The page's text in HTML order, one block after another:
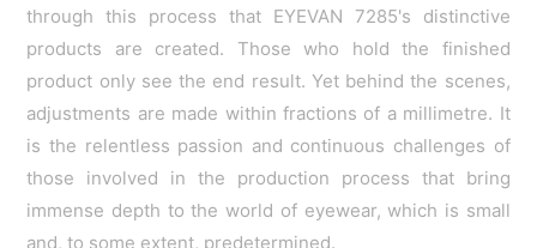
through this process that EYEVAN 7285's distinctive
products are created. Those who hold the finished
product only see the end result. Yet behind the scenes,
adjustments are made within fractions of a millimetre. It
is the relentless passion and continuous challenges of
those involved in the production process that bring
immense depth to the world of eyewear, which is small
and, to some extent, predetermined.